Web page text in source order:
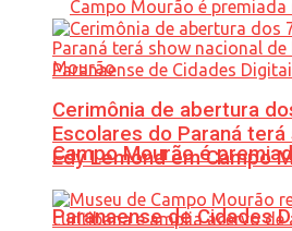
Campo Mourão é
Paranaense de Cidades
Cerimônia de abertura
Escolares do Paraná
Edy Lemond em Campo